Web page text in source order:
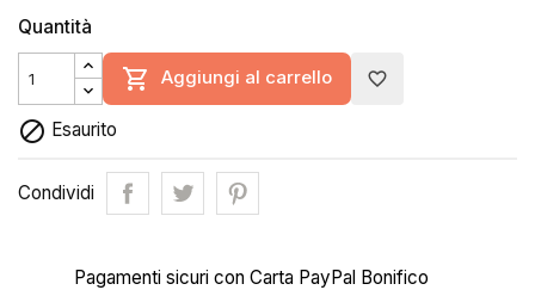
Quantità
 Aggiungi al carrello favorite_border
 Esaurito
Condividi
Pagamenti sicuri con Carta PayPal Bonifico